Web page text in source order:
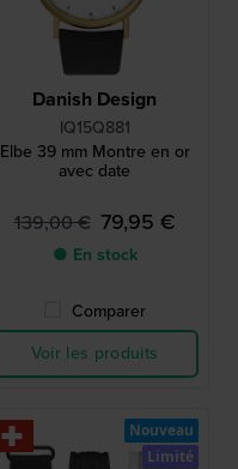
Danish Design
IQ15Q881
Elbe 39 mm Montre en or
avec date
139,00 € 79,95 €
● En stock
Comparer
Voir les produits
Nouveau
Limité